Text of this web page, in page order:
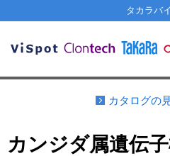
タカラバ
機能解析・サイレンシング
PCR・等温増幅
その他 ライセンスに関するご相談
遺伝子組換え生物該当製品
研究支援ツール
Cut-Site Navigator 制限酵素切断サイト
In-Fusion Cloning プライマー設
抗体検索サイト
お問い
カタログの
カンジダ属遺伝